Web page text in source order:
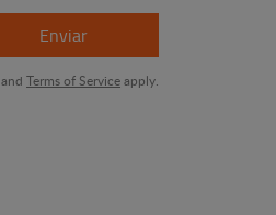
Enviar
andTerms of Serviceapply.